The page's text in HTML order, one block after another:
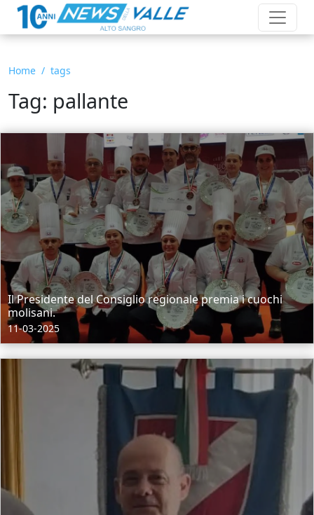
Home tags
Tag: pallante
Il Presidente del Consiglio regionale premia i cuochi
molisani.
11-03-2025